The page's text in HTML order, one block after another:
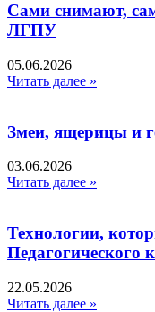
Сами снимают,
ЛГПУ​
05.06.2026
Читать далее »
Змеи, ящерицы и
03.06.2026
Читать далее »
Технологии,
22.05.2026
Читать далее »